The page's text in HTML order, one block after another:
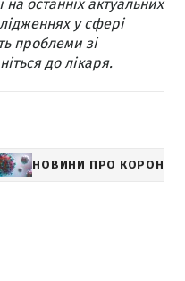
на останніх актуальних
у сфері
проблеми зі
до лікаря.
НОВИНИ ПРО